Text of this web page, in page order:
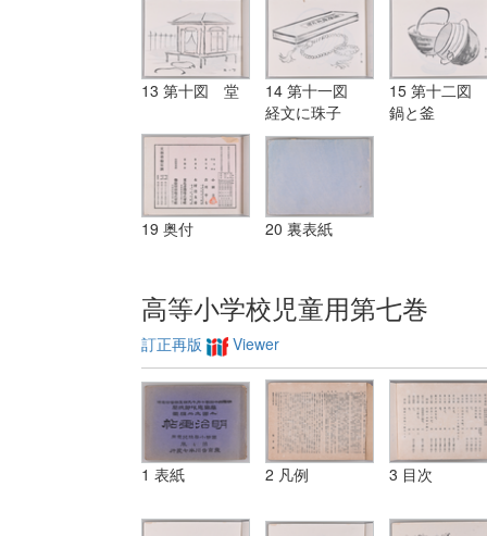
13 第十図 堂
14 第十一図
経文に珠子
15 第十二図
鍋と釜
19 奥付 20 裏表紙
高等小学校児童用第七巻
訂正再版 Viewer
1 表紙 2 凡例 3 目次